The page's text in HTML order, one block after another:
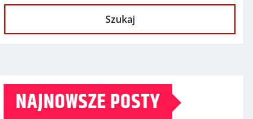
Szukaj
NAJNOWSZE POSTY